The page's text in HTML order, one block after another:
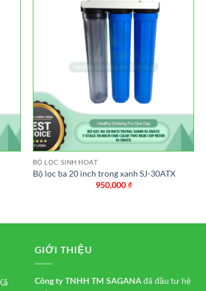
BỘ LỌC SINH HOẠT
Bộ lọc ba 20 inch trong xanh SJ-30ATX
950,000₫
GIỚI THIỆU
Công ty TNHH TM SAGANAđã đầu tư hệ